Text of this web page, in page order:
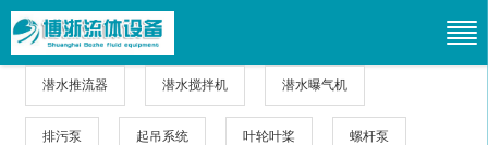
潜水推流器 潜水搅拌机 潜水曝气机
排污泵 起吊系统 叶轮叶桨 螺杆泵